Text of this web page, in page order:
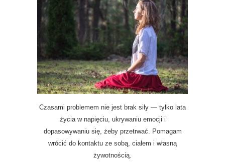
Czasami problemem nie jest brak siły — tylko lata
życia w napięciu, ukrywaniu emocji i
dopasowywaniu się, żeby przetrwać. Pomagam
wrócić do kontaktu ze sobą, ciałem i własną
żywotnością.